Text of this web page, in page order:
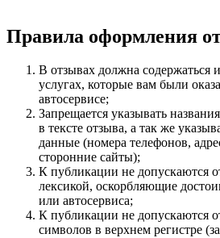
Правила оформления
В отзывах должна содержаться
услугах, которые вам были
автосервисе;
Запрещается указывать
в тексте отзыва, а так же
данные (номера телефонов,
сторонние сайты);
К публикации не допускаются
лексикой, оскорбляющие
или автосервиса;
К публикации не допускаются
символов в верхнем регистре